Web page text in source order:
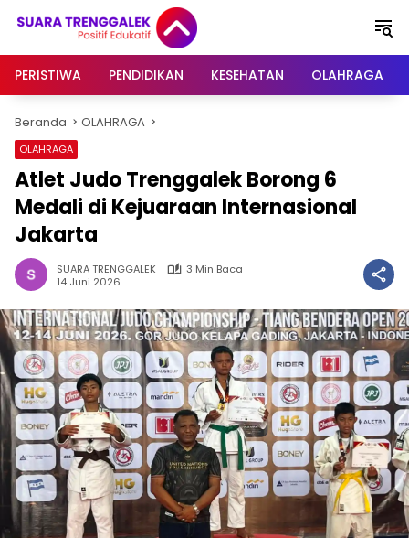
PERISTIWA
PENDIDIKAN KESEHATAN OLAHRAGA
Beranda OLAHRAGA
OLAHRAGA
Atlet Judo Trenggalek Borong 6
Medali di Kejuaraan Internasional
Jakarta
SUARA TRENGGALEK
3 Min Baca
14 Juni 2026